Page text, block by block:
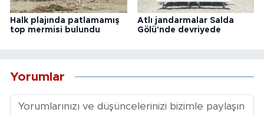
Halk plajında patlamamış
top mermisi bulundu
Atlı jandarmalar Salda
Gölü'nde devriyede
Yorumlar